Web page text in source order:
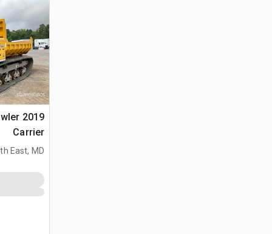
Carrier
East, MD